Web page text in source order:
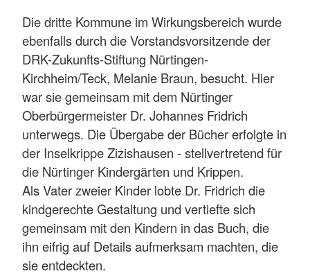
Die dritte Kommune im Wirkungsbereich wurde
ebenfalls durch die Vorstandsvorsitzende der
DRK-Zukunfts-Stiftung Nürtingen-
Kirchheim/Teck, Melanie Braun, besucht. Hier
war sie gemeinsam mit dem Nürtinger
Oberbürgermeister Dr. Johannes Fridrich
unterwegs. Die Übergabe der Bücher erfolgte in
der Inselkrippe Zizishausen - stellvertretend für
die Nürtinger Kindergärten und Krippen.
Als Vater zweier Kinder lobte Dr. Fridrich die
kindgerechte Gestaltung und vertiefte sich
gemeinsam mit den Kindern in das Buch, die
ihn eifrig auf Details aufmerksam machten, die
sie entdeckten.